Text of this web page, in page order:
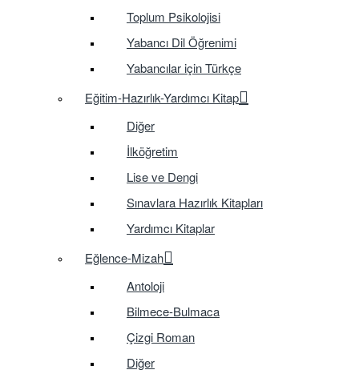
Toplum Psikolojisi
Yabancı Dil Öğrenimi
Yabancılar için Türkçe
Eğitim-Hazırlık-Yardımcı Kitap
Diğer
İlköğretim
Lise ve Dengi
Sınavlara Hazırlık Kitapları
Yardımcı Kitaplar
Eğlence-Mizah
Antoloji
Bilmece-Bulmaca
Çizgi Roman
Diğer